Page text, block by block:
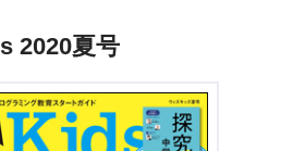
2020夏号